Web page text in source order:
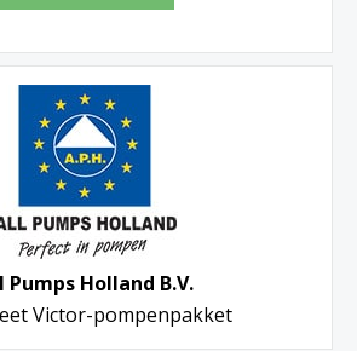
Pumps Holland B.V.
Victor-pompenpakket